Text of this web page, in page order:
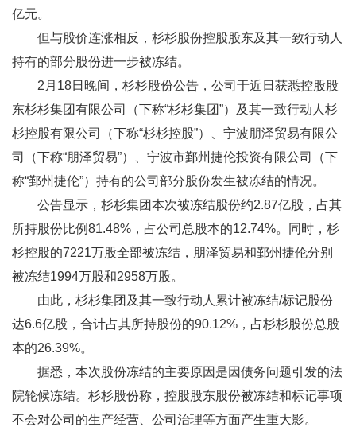
亿元。
但与股价连涨相反，杉杉股份控股股东及其一致行动人
持有的部分股份进一步被冻结。
2月18日晚间，杉杉股份公告，公司于近日获悉控股股
东杉杉集团有限公司（下称“杉杉集团”）及其一致行动人杉
杉控股有限公司（下称“杉杉控股”）、宁波朋泽贸易有限公
司（下称“朋泽贸易”）、宁波市鄞州捷伦投资有限公司（下
称“鄞州捷伦”）持有的公司部分股份发生被冻结的情况。
公告显示，杉杉集团本次被冻结股份约2.87亿股，占其
所持股份比例81.48%，占公司总股本的12.74%。同时，杉
杉控股的7221万股全部被冻结，朋泽贸易和鄞州捷伦分别
被冻结1994万股和2958万股。
由此，杉杉集团及其一致行动人累计被冻结/标记股份
达6.6亿股，合计占其所持股份的90.12%，占杉杉股份总股
本的26.39%。
据悉，本次股份冻结的主要原因是因债务问题引发的法
院轮候冻结。杉杉股份称，控股股东股份被冻结和标记事项
不会对公司的生产经营、公司治理等方面产生重大影。